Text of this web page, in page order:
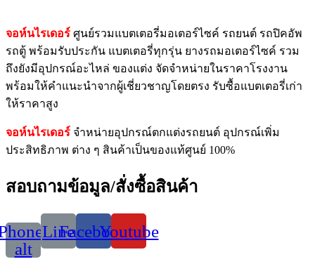
จอห์นไรเดอร์ ศูนย์รวมแบตเตอรี่มอเตอร์ไซค์ รถยนต์ รถปิคอัพ
รถตู้ พร้อมรับประกัน แบตเตอรี่ทุกรุ่น ยางรถมอเตอร์ไซค์ รวม
ถึงยังมีอุปกรณ์อะไหล่ ของแต่ง จัดจำหน่ายในราคาโรงงาน
พร้อมให้คำแนะนำจากผู้เชี่ยวชาญโดยตรง รับซื้อแบตเตอรี่เก่า
ให้ราคาสูง
จอห์นไรเดอร์ จำหน่ายอุปกรณ์ตกแต่งรถยนต์ อุปกรณ์เพิ่ม
ประสิทธิภาพ ต่าง ๆ สินค้าเป็นของแท้ศูนย์ 100%
สอบถามข้อมูล/สั่งซื้อสินค้า
alt
LineFacebookYoutube